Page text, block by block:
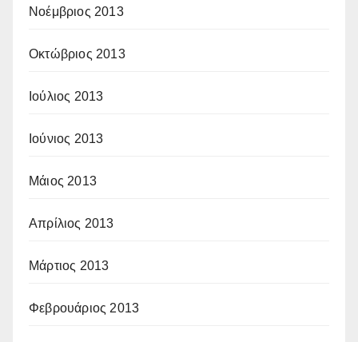
Νοέμβριος 2013
Οκτώβριος 2013
Ιούλιος 2013
Ιούνιος 2013
Μάιος 2013
Απρίλιος 2013
Μάρτιος 2013
Φεβρουάριος 2013